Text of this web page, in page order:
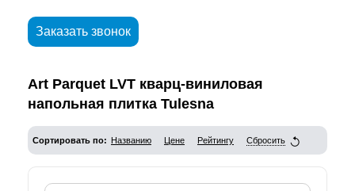
Заказать звонок
Art Parquet LVT кварц-виниловая
напольная плитка Tulesna
Сортировать по: Названию Цене Рейтингу Сбросить